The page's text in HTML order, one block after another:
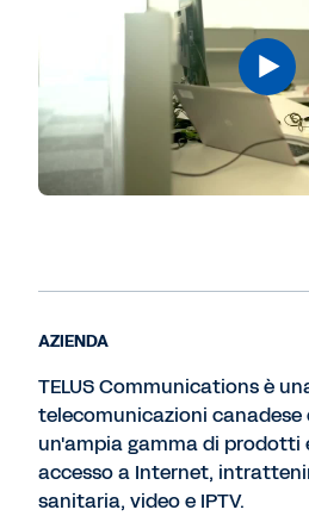
AZIENDA
TELUS Communications è
telecomunicazioni canadese
un'ampia gamma di prodotti
accesso a Internet,
sanitaria, video e IPTV.